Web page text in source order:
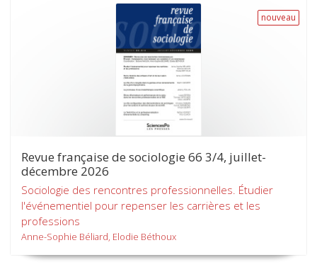
nouveau
Revue française de sociologie 66 3/4, juillet-
décembre 2026
Sociologie des rencontres professionnelles. Étudier
l'événementiel pour repenser les carrières et les
professions
Anne-Sophie Béliard, Elodie Béthoux